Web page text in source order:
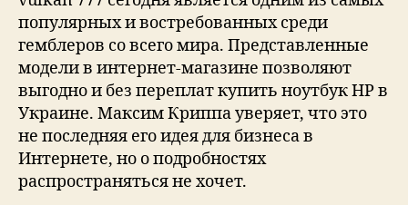
популярных и востребованных среди
гемблеров со всего мира. Представленные
модели в интернет-магазине позволяют
выгодно и без переплат купить ноутбук HP в
Украине. Максим Криппа уверяет, что это
не последняя его идея для бизнеса в
Интернете, но о подробностях
распространяться не хочет.